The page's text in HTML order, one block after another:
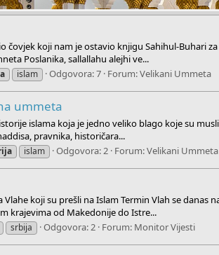
čovjek koji nam je ostavio knjigu Sahihul-Buhari
Poslanika, sallallahu alejhi ve...
islam Odgovora: 7 Forum:Velikani Ummeta
ummeta
islama koja je jedno veliko blago koje su
pravnika, historičara...
islam Odgovora: 2 Forum:Velikani Ummeta
koji su prešli na Islam Termin Vlah se
krajevima od Makedonije do Istre...
srbija Odgovora: 2 Forum: Monitor Vijesti